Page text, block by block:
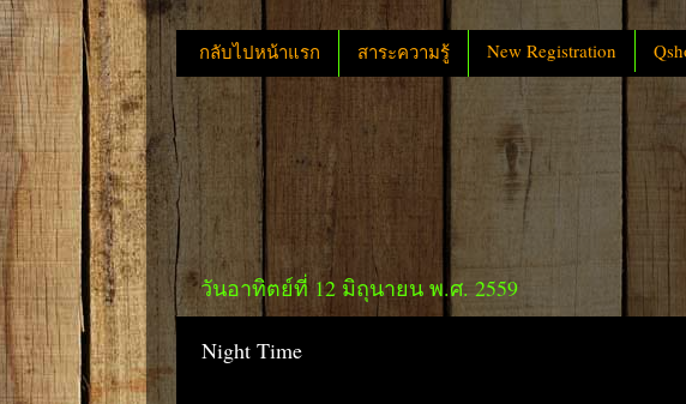
กลับไปหน้าแรก สาระความรู้ New Registration
วันอาทิตย์ที่ 12 มิถุนายน พ.ศ. 2559
Night Time